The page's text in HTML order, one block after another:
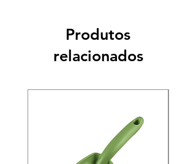
Produtos
relacionados